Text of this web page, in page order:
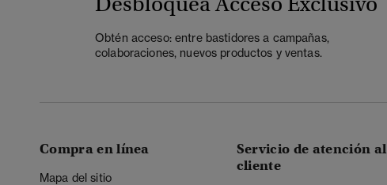
Obtén acceso: entre bastidores a campañas,
colaboraciones, nuevos productos y ventas.
Compra en línea
Mapa del sitio
Servicio de atención al
cliente